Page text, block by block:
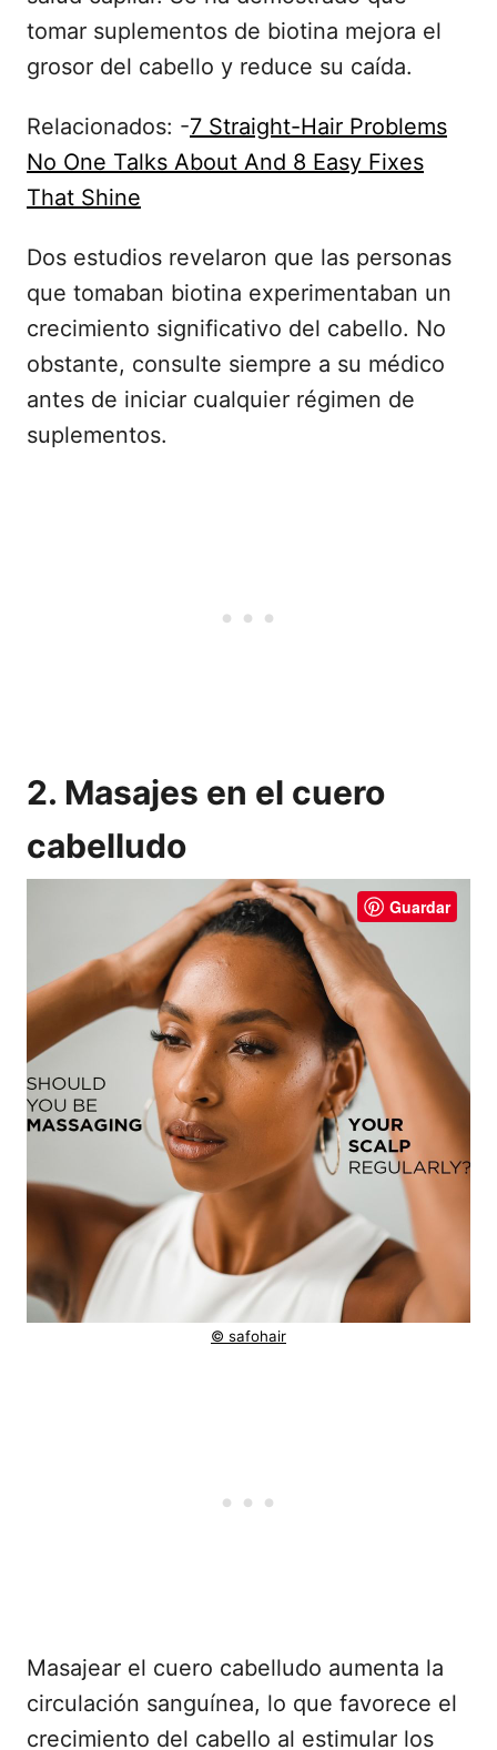
tomar suplementos de biotina mejora el
grosor del cabello y reduce su caída.
Relacionados: -7 Straight-Hair Problems
No One Talks About And 8 Easy Fixes
That Shine
Dos estudios revelaron que las personas
que tomaban biotina experimentaban un
crecimiento significativo del cabello. No
obstante, consulte siempre a su médico
antes de iniciar cualquier régimen de
suplementos.
2. Masajes en el cuero
cabelludo
Guardar
© safohair
Masajear el cuero cabelludo aumenta la
circulación sanguínea, lo que favorece el
crecimiento del cabello al estimular los